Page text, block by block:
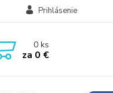
Prihlásenie
0ks
za 0 €